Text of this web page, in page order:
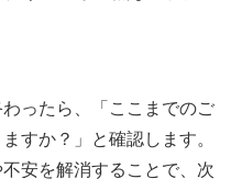
ったら、「ここまでのご
すか？」と確認します。
安を解消することで、次